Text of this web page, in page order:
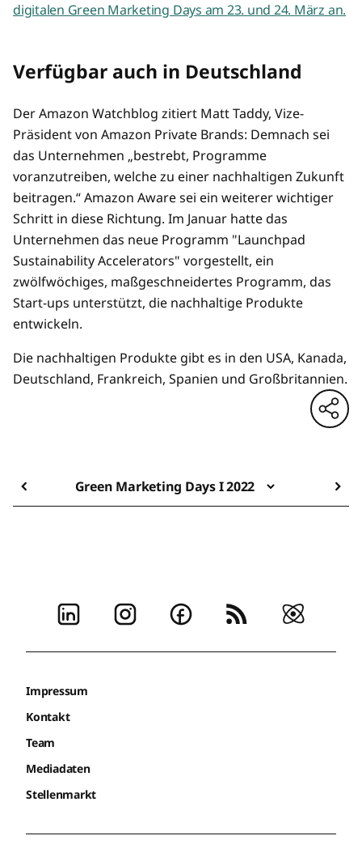
digitalen Green Marketing Days am 23. und 24. März an.
Verfügbar auch in Deutschland
Der Amazon Watchblog zitiert Matt Taddy, Vize-
Präsident von Amazon Private Brands: Demnach sei
das Unternehmen „bestrebt, Programme
voranzutreiben, welche zu einer nachhaltigen Zukunft
beitragen.“ Amazon Aware sei ein weiterer wichtiger
Schritt in diese Richtung. Im Januar hatte das
Unternehmen das neue Programm "Launchpad
Sustainability Accelerators" vorgestellt, ein
zwölfwöchiges, maßgeschneidertes Programm, das
Start-ups unterstützt, die nachhaltige Produkte
entwickeln.
Die nachhaltigen Produkte gibt es in den USA, Kanada,
Deutschland, Frankreich, Spanien und Großbritannien.
Green Marketing Days I 2022
Impressum
Kontakt
Team
Mediadaten
Stellenmarkt